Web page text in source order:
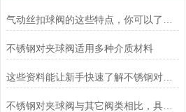
不锈钢对夹球阀适用多种介质材料
这些资料能让新手快速了解不锈钢对夹球阀
不锈钢对夹球阀与其它阀类相比，具有哪些优点？